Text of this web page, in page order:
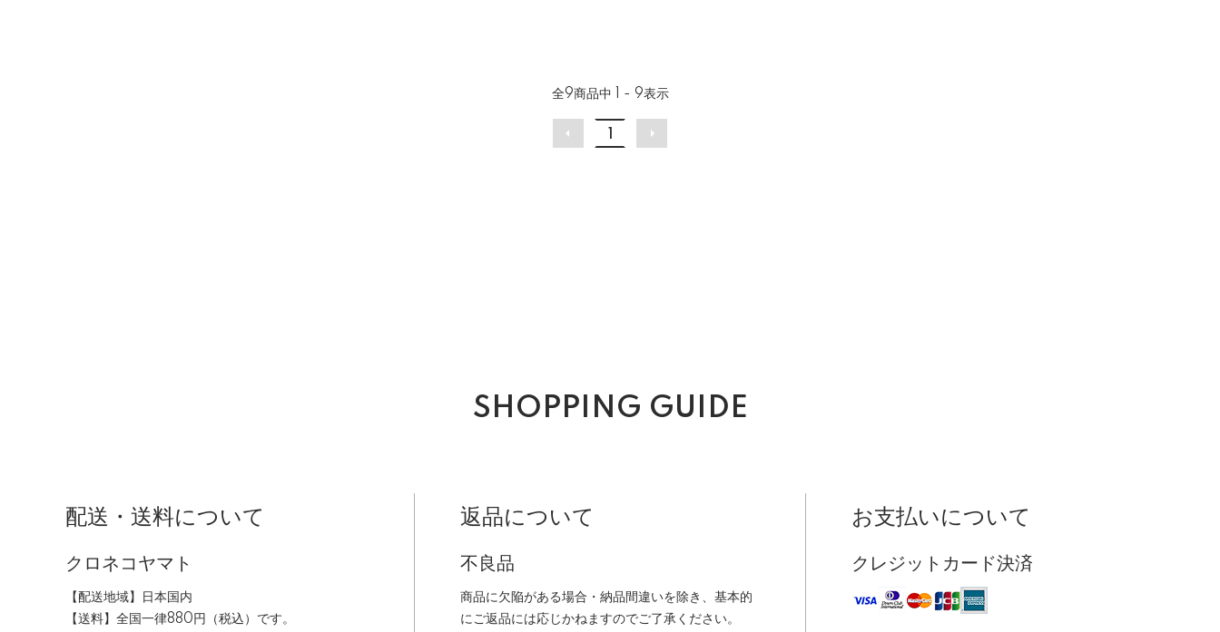
全9商品中 1 - 9表示
SHOPPING GUIDE
配送・送料について
クロネコヤマト
【配送地域】日本国内
【送料】全国一律880円（税込）です。
返品について
不良品
商品に欠陥がある場合・納品間違いを除き、基本的
にご返品には応じかねますのでご了承ください。
お支払いについて
クレジットカード決済